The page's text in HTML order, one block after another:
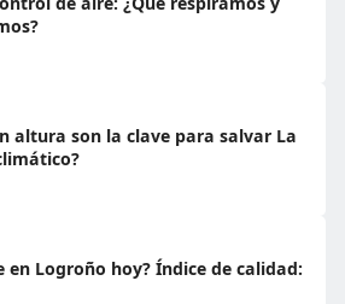
altura son la clave para salvar La
en Logroño hoy? Índice de calidad: